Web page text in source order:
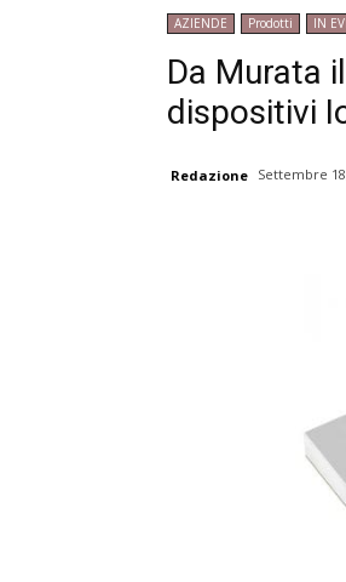
AZIENDE Prodotti IN
Da Murata
dispositivi
Redazione Settembre